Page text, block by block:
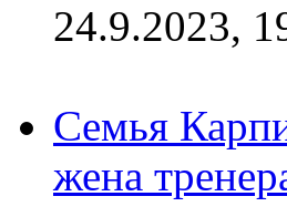
24.9.2023,
Семья
жена